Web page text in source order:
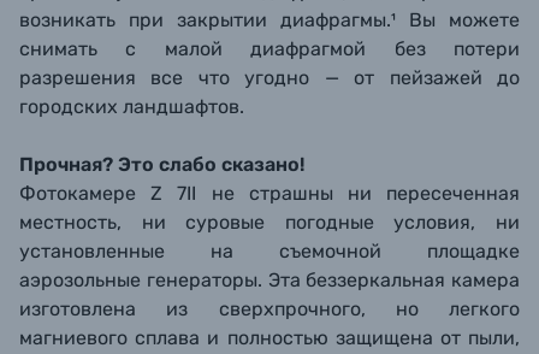
возникать при закрытии диафрагмы.¹ Вы можете
снимать с малой диафрагмой без потери
разрешения все что угодно — от пейзажей до
городских ландшафтов.
Прочная? Это слабо сказано!
Фотокамере Z 7II не страшны ни пересеченная
местность, ни суровые погодные условия, ни
установленные на съемочной площадке
аэрозольные генераторы. Эта беззеркальная камера
изготовлена из сверхпрочного, но легкого
магниевого сплава и полностью защищена от пыли,